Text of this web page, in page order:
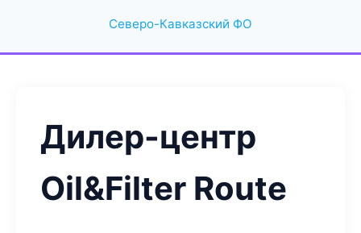
Северо-Кавказский ФО
Дилер-центр
Oil&Filter Route